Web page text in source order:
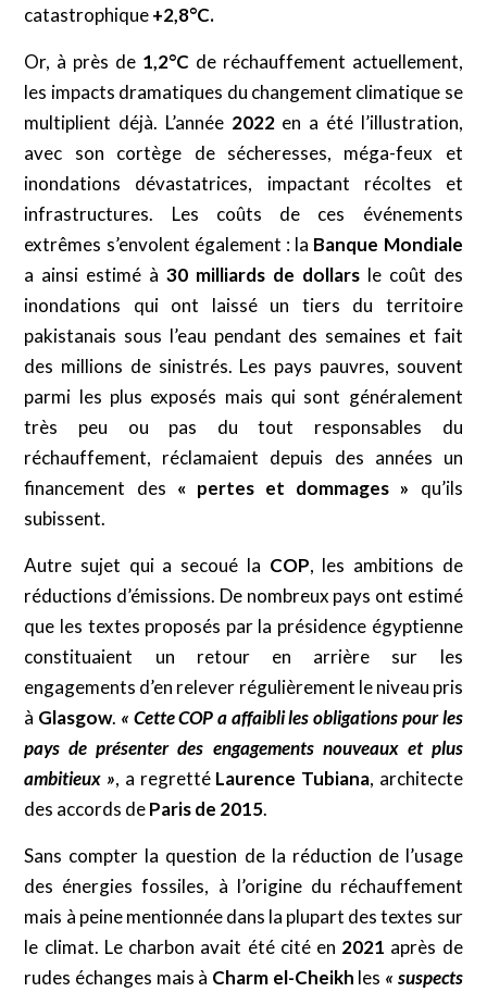
catastrophique+2,8°C.
Or, à près de 1,2°C de réchauffement actuellement,
les impacts dramatiques du changement climatique se
multiplient déjà. L’année 2022en a été l’illustration,
avec son cortège de sécheresses, méga-feux et
inondations dévastatrices, impactant récoltes et
infrastructures. Les coûts de ces événements
extrêmes s’envolent également : la Banque Mondiale
a ainsi estimé à30 milliards de dollarsle coût des
inondations qui ont laissé un tiers du territoire
pakistanais sous l’eau pendant des semaines et fait
des millions de sinistrés. Les pays pauvres, souvent
parmi les plus exposés mais qui sont généralement
très peu ou pas du tout responsables du
réchauffement, réclamaient depuis des années un
financement des « pertes et dommages » qu’ils
subissent.
Autre sujet qui a secoué la COP, les ambitions de
réductions d’émissions. De nombreux pays ont estimé
que les textes proposés par la présidence égyptienne
constituaient un retour en arrière sur les
engagements d’en relever régulièrement le niveau pris
à Glasgow. « Cette COP a affaibli les obligations pour les
pays de présenter des engagements nouveaux et plus
ambitieux », a regretté Laurence Tubiana, architecte
des accords deParis de 2015.
Sans compter la question de la réduction de l’usage
des énergies fossiles, à l’origine du réchauffement
mais à peine mentionnée dans la plupart des textes sur
le climat. Le charbon avait été cité en 2021 après de
rudes échanges mais à Charm el-Cheikh les « suspects